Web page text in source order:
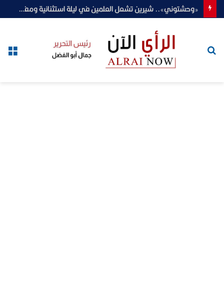
«وحشتوني».. شيرين تشعل العلمين في ليلة استثنائية ومفاجأة محمود الليثي تخطف الأنظار